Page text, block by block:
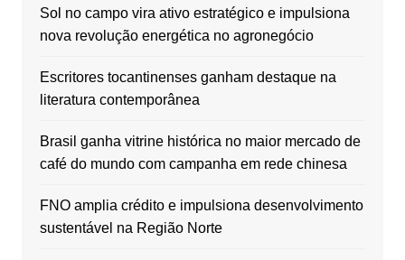
Sol no campo vira ativo estratégico e impulsiona
nova revolução energética no agronegócio
Escritores tocantinenses ganham destaque na
literatura contemporânea
Brasil ganha vitrine histórica no maior mercado de
café do mundo com campanha em rede chinesa
FNO amplia crédito e impulsiona desenvolvimento
sustentável na Região Norte